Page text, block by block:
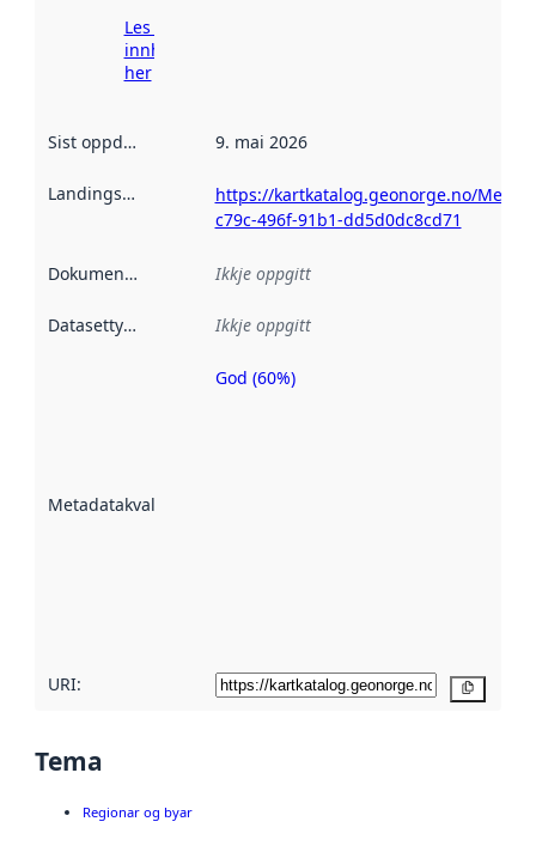
Les meir om
innhenting
her
Sist oppdatert 9. mai 2026
Landingsside
https://kartkatalog.geonorge.no/
c79c-496f-91b1-dd5d0dc8cd71
Dokumentasjon Ikkje oppgitt
Datasettype Ikkje oppgitt
Metadatakvalitet
Metadatakvalitet
God (60%)
URI:
Tema
Regionar og byar